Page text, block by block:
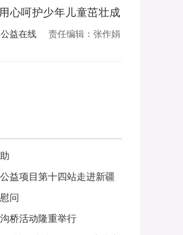
心呵护少年儿童茁壮成
公益在线 责任编辑：张作娟
益项目第十四站走进新疆
问
桥活动隆重举行